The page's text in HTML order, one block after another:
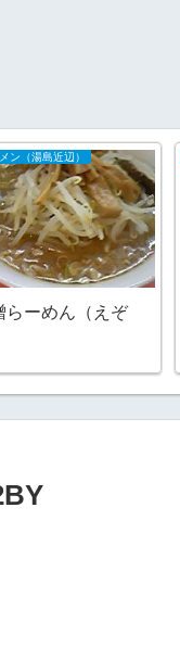
ン（湯島近辺）
らーめん（えぞ